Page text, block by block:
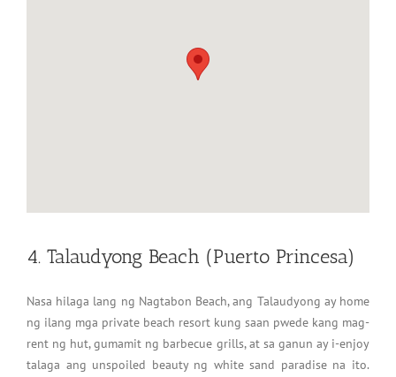
4. Talaudyong Beach (Puerto Princesa)
Nasa hilaga lang ng Nagtabon Beach, ang Talaudyong ay home
ng ilang mga private beach resort kung saan pwede kang mag-
rent ng hut, gumamit ng barbecue grills, at sa ganun ay i-enjoy
talaga ang unspoiled beauty ng white sand paradise na ito.